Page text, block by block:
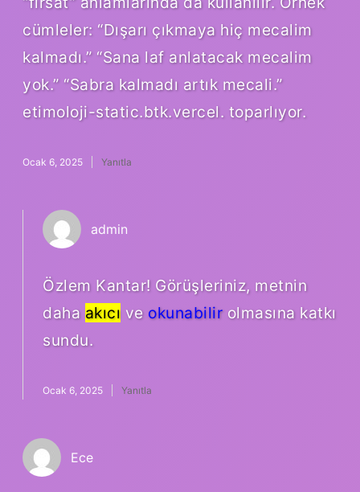
cümleler: “Dışarı çıkmaya hiç mecalim
kalmadı.” “Sana laf anlatacak mecalim
yok.” “Sabra kalmadı artık mecali.”
etimoloji-static.btk.vercel. toparlıyor.
Ocak 6, 2025 Yanıtla
admin
Özlem Kantar! Görüşleriniz, metnin
daha akıcı ve okunabilir olmasına katkı
sundu.
Ocak 6, 2025 Yanıtla
Ece